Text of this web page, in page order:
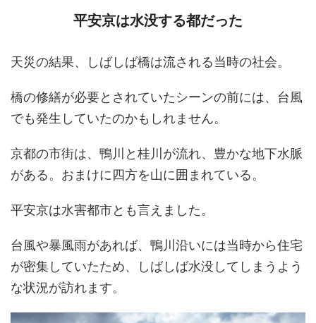
平安京は水没する都だった
天災の結果、しばしば橋は流される当時の社会。
橋の修繕が必要とされていたシーンの前には、台風
でも発生していたのかもしれません。
京都の市街は、鴨川と桂川が流れ、豊かな地下水脈
がある。おまけに四方を山に囲まれている。
平安京は水害都市とも言えました。
台風や暴風雨があれば、鴨川沿いには当時から住宅
が密集していたため、しばしば水没してしまうよう
な状況が訪れます。